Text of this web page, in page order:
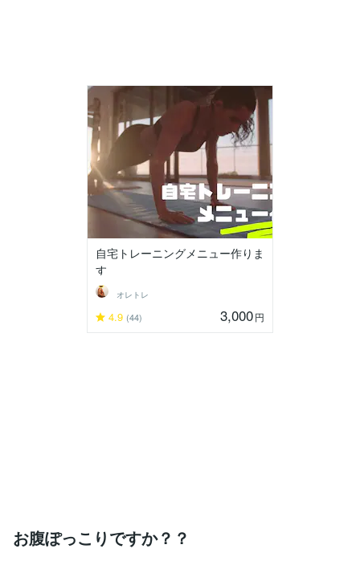
自宅トレーニングメニュー作りま
す
オレトレ
4.9 (44) 3,000円
お腹ぽっこりですか？？